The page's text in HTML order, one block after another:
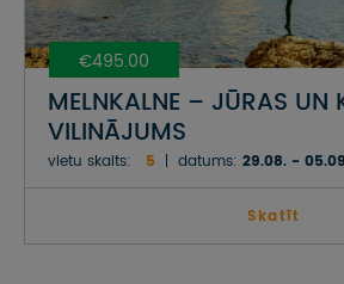
€495.00
MELNKALNE – JŪRAS UN
VILINĀJUMS
vietu skaits: 5 datums: 29.08. -
Skatīt